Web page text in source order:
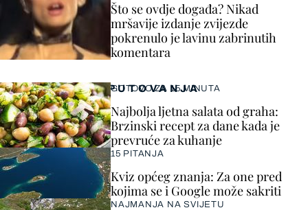
Što se ovdje događa? Nikad
mršavije izdanje zvijezde
pokrenulo je lavinu zabrinutih
komentara
PUTOVANJA
GOTOVO ZA 15 MINUTA
Najbolja ljetna salata od graha:
Brzinski recept za dane kada je
prevruće za kuhanje
15 PITANJA
Kviz općeg znanja: Za one pred
kojima se i Google može sakriti
NAJMANJA NA SVIJETU